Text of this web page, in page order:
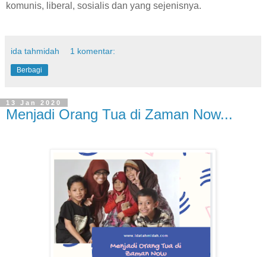
komunis, liberal, sosialis dan yang sejenisnya.
ida tahmidah 1 komentar:
Berbagi
13 Jan 2020
Menjadi Orang Tua di Zaman Now...